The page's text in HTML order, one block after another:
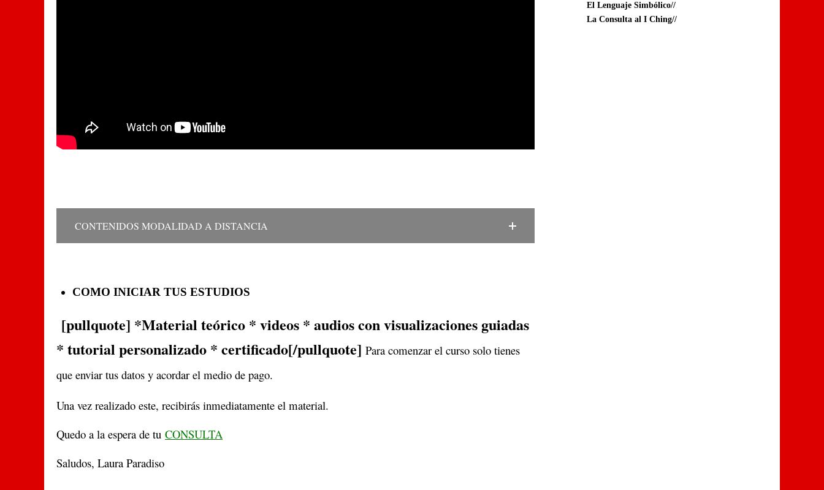
CONTENIDOS MODALIDAD A DISTANCIA
COMO INICIAR TUS ESTUDIOS
[pullquote] *Material teórico * videos * audios con visualizaciones guiadas
* tutorial personalizado * certificado[/pullquote] Para comenzar el curso solo tienes
que enviar tus datos y acordar el medio de pago.
Una vez realizado este, recibirás inmediatamente el material.
Quedo a la espera de tu CONSULTA
Saludos, Laura Paradiso
El Lenguaje Simbólico//
La Consulta al I Ching//